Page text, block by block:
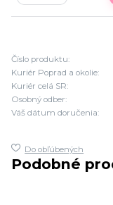
Číslo produktu:
Kuriér Poprad a okolie:
Kuriér celá SR:
Osobný odber:
Váš dátum doručenia:
Do obľúbených
Podobné